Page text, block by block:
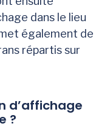
dans le lieu
également de
répartis sur
d’affichage
?